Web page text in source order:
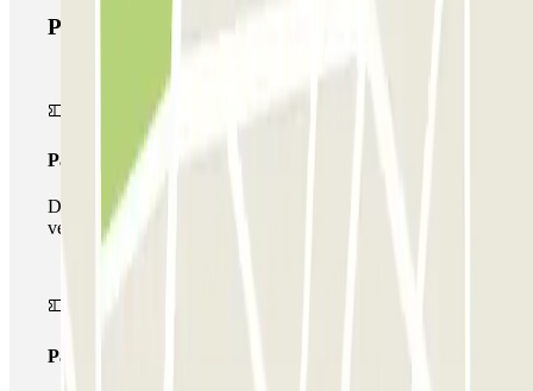
Productes de Parclick
Passi simple
Durant la teva estada podràs entrar i sortir una única
vegada al pàrquing
Passi multipàrquing